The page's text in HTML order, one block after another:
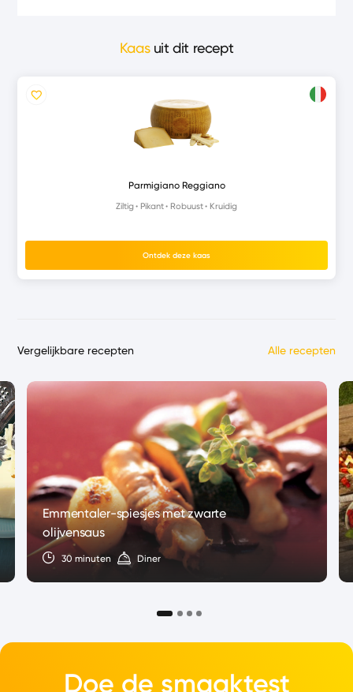
Kaasuit dit recept
Parmigiano Reggiano
Ziltig Pikant Robuust Kruidig
Ontdek deze kaas
Vergelijkbare recepten Alle recepten
Emmentaler-spiesjes met zwarte
olijvensaus
30 minuten Diner
Doe de smaaktest